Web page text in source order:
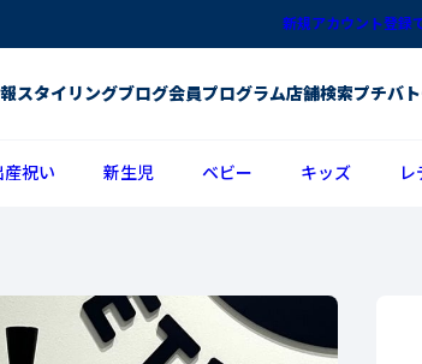
新規アカウント登録
スタイリングブログ会員プログラム店舗検索プチバ
産祝い 新生児 ベビー キッズ レ